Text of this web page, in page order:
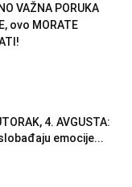
VAŽNA PORUKA
ovo MORATE
4. AVGUSTA:
emocije...